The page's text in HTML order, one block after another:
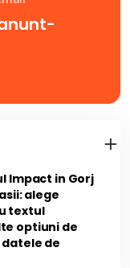
Impact in Gorj
alege
textul
optiuni de
de